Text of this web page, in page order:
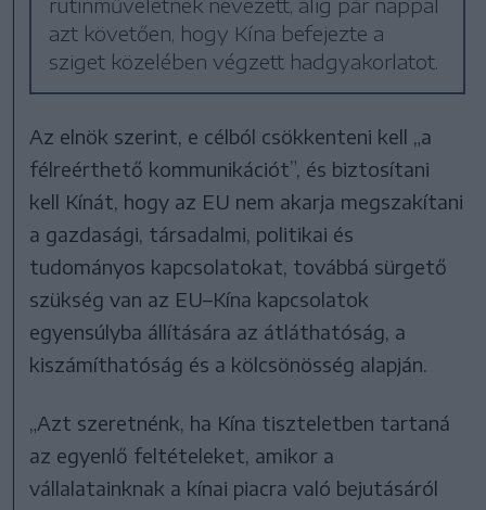
azt követően, hogy Kína befejezte a
sziget közelében végzett hadgyakorlatot.
Az elnök szerint, e célból csökkenteni kell „a
félreérthető kommunikációt”, és biztosítani
kell Kínát, hogy az EU nem akarja megszakítani
a gazdasági, társadalmi, politikai és
tudományos kapcsolatokat, továbbá sürgető
szükség van az EU–Kína kapcsolatok
egyensúlyba állítására az átláthatóság, a
kiszámíthatóság és a kölcsönösség alapján.
„Azt szeretnénk, ha Kína tiszteletben tartaná
az egyenlő feltételeket, amikor a
vállalatainknak a kínai piacra való bejutásáról